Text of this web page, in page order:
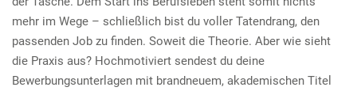
mehr im Wege – schließlich bist du voller Tatendrang, den
passenden Job zu finden. Soweit die Theorie. Aber wie sieht
die Praxis aus? Hochmotiviert sendest du deine
Bewerbungsunterlagen mit brandneuem, akademischen Titel